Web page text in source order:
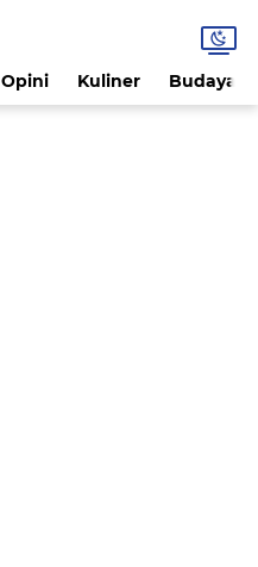
Opini Kuliner Budaya